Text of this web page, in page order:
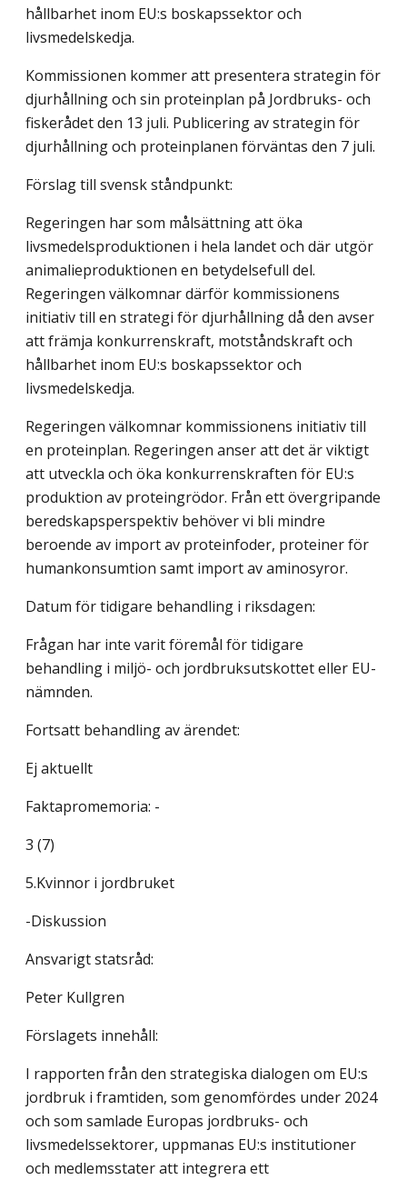
hållbarhet inom EU:s boskapssektor och
livsmedelskedja.
Kommissionen kommer att presentera strategin för
djurhållning och sin proteinplan på Jordbruks- och
fiskerådet den 13 juli. Publicering av strategin för
djurhållning och proteinplanen förväntas den 7 juli.
Förslag till svensk ståndpunkt:
Regeringen har som målsättning att öka
livsmedelsproduktionen i hela landet och där utgör
animalieproduktionen en betydelsefull del.
Regeringen välkomnar därför kommissionens
initiativ till en strategi för djurhållning då den avser
att främja konkurrenskraft, motståndskraft och
hållbarhet inom EU:s boskapssektor och
livsmedelskedja.
Regeringen välkomnar kommissionens initiativ till
en proteinplan. Regeringen anser att det är viktigt
att utveckla och öka konkurrenskraften för EU:s
produktion av proteingrödor. Från ett övergripande
beredskapsperspektiv behöver vi bli mindre
beroende av import av proteinfoder, proteiner för
humankonsumtion samt import av aminosyror.
Datum för tidigare behandling i riksdagen:
Frågan har inte varit föremål för tidigare
behandling i miljö- och jordbruksutskottet eller EU-
nämnden.
Fortsatt behandling av ärendet:
Ej aktuellt
Faktapromemoria: -
3 (7)
5.Kvinnor i jordbruket
-Diskussion
Ansvarigt statsråd:
Peter Kullgren
Förslagets innehåll:
I rapporten från den strategiska dialogen om EU:s
jordbruk i framtiden, som genomfördes under 2024
och som samlade Europas jordbruks- och
livsmedelssektorer, uppmanas EU:s institutioner
och medlemsstater att integrera ett